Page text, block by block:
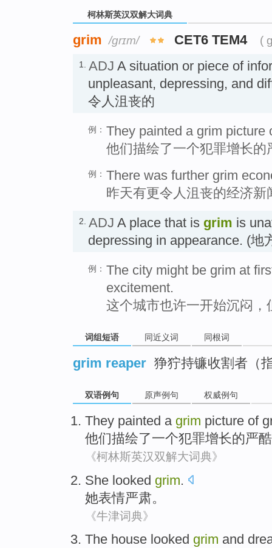
柯林斯英汉双解大词典
grim /ɡrɪm/ CET6 TEM4 (
1. ADJ A situation or piece of
unpleasant, depressing, and
令人沮丧的
例： They painted a grim picture
他们描绘了一个犯罪增长的
例： There was further grim
昨天有更令人沮丧的经济新
2. ADJ A place that is grim is
depressing in appearance. (地
例： The city might be grim at
excitement.
这个城市也许一开始沉闷
词组短语 同近义词 同根词
grim reaper 狰狞持镰收割者（
双语例句 原声例句 权威例句
They painted a grim picture of
他们描绘了一个犯罪增长的严酷
《柯林斯英汉双解大词典》
She looked grim.
她表情严肃。
《牛津词典》
The house looked grim and